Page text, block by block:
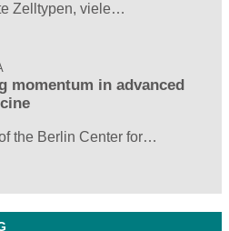
Zelltypen, viele…
momentum in advanced
the Berlin Center for…